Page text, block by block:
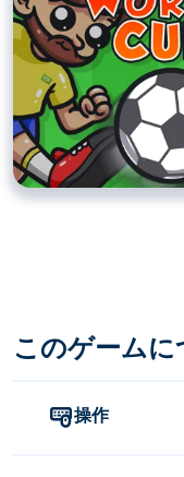
ここでSling World
このゲームに
操作